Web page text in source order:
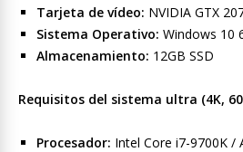
Tarjeta de vídeo: NVIDIA GTX
Sistema Operativo: Windows 10
Almacenamiento: 12GB SSD
Requisitos del sistema ultra (4K,
Procesador: Intel Core i7-9700K /